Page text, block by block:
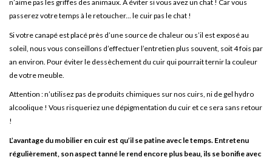
n’aime pas les griffes des animaux. A éviter si vous avez un chat ! Car vous
passerez votre temps à le retoucher... le cuir pas le chat !
Si votre canapé est placé près d’une source de chaleur ou s’il est exposé au
soleil, nous vous conseillons d’effectuer l’entretien plus souvent, soit 4 fois par
an environ. Pour éviter le dessèchement du cuir qui pourrait ternir la couleur
de votre meuble.
Attention : n’utilisez pas de produits chimiques sur nos cuirs, ni de gel hydro
alcoolique ! Vous risqueriez une dépigmentation du cuir et ce sera sans retour
!
L’avantage du mobilier en cuir est qu’il se patine avec le temps. Entretenu
régulièrement, son aspect tanné le rend encore plus beau, ils se bonifie avec